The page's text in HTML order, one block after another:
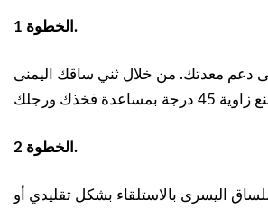
الخطوة 1.
دعم معدتك. من خلال ثني ساقك اليمنى
الخطوة 2.
اليسرى بالاستلقاء بشكل تقليدي أو